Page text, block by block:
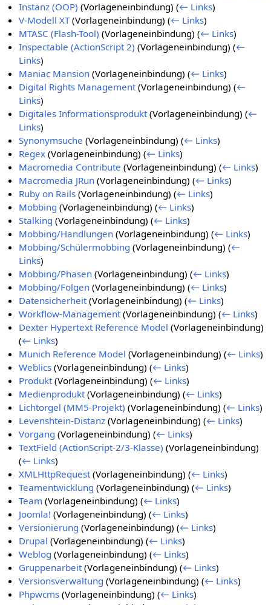
Instanz (OOP) (Vorlageneinbindung)(← Links)
V-Modell XT(Vorlageneinbindung)(← Links)
MTASC (Flash-Tool) (Vorlageneinbindung)(← Links)
Inspectable (ActionScript 2) (Vorlageneinbindung)(←
Links)
Maniac Mansion (Vorlageneinbindung)(← Links)
Digital Rights Management(Vorlageneinbindung)(←
Links)
Digitales Informationsprodukt(Vorlageneinbindung)(←
Links)
Synonymsuche (Vorlageneinbindung)(← Links)
Regex (Vorlageneinbindung)(← Links)
Macromedia Contribute (Vorlageneinbindung)(← Links)
Macromedia JRun (Vorlageneinbindung)(← Links)
Ruby on Rails (Vorlageneinbindung)(← Links)
Mobbing (Vorlageneinbindung)(← Links)
Stalking (Vorlageneinbindung)(← Links)
Mobbing/Handlungen (Vorlageneinbindung)(← Links)
Mobbing/Schülermobbing (Vorlageneinbindung)(←
Links)
Mobbing/Phasen (Vorlageneinbindung)(← Links)
Mobbing/Folgen (Vorlageneinbindung)(← Links)
Datensicherheit(Vorlageneinbindung)(← Links)
Workflow-Management(Vorlageneinbindung)(← Links)
Dexter Hypertext Reference Model (Vorlageneinbindung)
(← Links)
Munich Reference Model (Vorlageneinbindung)(← Links)
Weblics (Vorlageneinbindung)(← Links)
Produkt(Vorlageneinbindung)(← Links)
Medienprodukt(Vorlageneinbindung)(← Links)
Lichtorgel (MM5-Projekt) (Vorlageneinbindung)(← Links)
Levenshtein-Distanz (Vorlageneinbindung)(← Links)
Vorgang (Vorlageneinbindung)(← Links)
TextField (ActionScript-2/3-Klasse) (Vorlageneinbindung)
(← Links)
XMLHttpRequest(Vorlageneinbindung)(← Links)
Teamentwicklung (Vorlageneinbindung)(← Links)
Team (Vorlageneinbindung)(← Links)
Joomla! (Vorlageneinbindung)(← Links)
Versionierung (Vorlageneinbindung)(← Links)
Drupal (Vorlageneinbindung)(← Links)
Weblog (Vorlageneinbindung)(← Links)
Gruppenarbeit(Vorlageneinbindung)(← Links)
Versionsverwaltung (Vorlageneinbindung)(← Links)
Phpwcms (Vorlageneinbindung)(← Links)